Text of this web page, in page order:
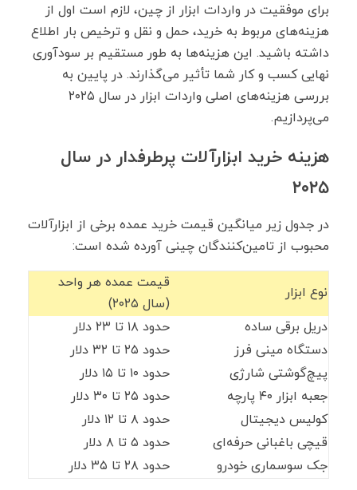
برای موفقیت در واردات ابزار از چین، لازم است اول از
هزینه‌های مربوط به خرید، حمل ‌و نقل و ترخیص بار اطلاع
داشته باشید. این هزینه‌ها به طور مستقیم بر سودآوری
نهایی کسب ‌و کار شما تأثیر می‌گذارند. در پایین به
بررسی هزینه‌های اصلی واردات ابزار در سال ۲۰۲۵
می‌پردازیم.
هزینه خرید ابزارآلات پرطرفدار در سال
۲۰۲۵
در جدول زیر میانگین قیمت خرید عمده برخی از ابزارآلات
محبوب از تامین‌کنندگان چینی آورده شده است:
نوع ابزار
قیمت عمده هر واحد
(سال ۲۰۲۵)
دریل برقی ساده
حدود ۱۸ تا ۲۳ دلار
دستگاه مینی فرز
حدود ۲۵ تا ۳۲ دلار
پیچ‌گوشتی شارژی
حدود ۱۰ تا ۱۵ دلار
جعبه ابزار ۴۰ پارچه
حدود ۲۵ تا ۳۰ دلار
کولیس دیجیتال
حدود ۸ تا ۱۲ دلار
قیچی باغبانی حرفه‌ای
حدود ۵ تا ۸ دلار
جک سوسماری خودرو
حدود ۲۸ تا ۳۵ دلار